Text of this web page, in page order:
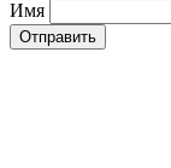
Имя